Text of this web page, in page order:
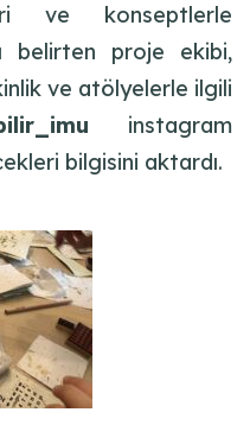
ve konseptlerle
belirten proje ekibi,
ve atölyelerle ilgili
instagram
bilgisini aktardı.